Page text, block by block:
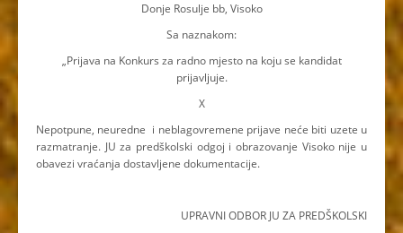
Donje Rosulje bb, Visoko
Sa naznakom:
„Prijava na Konkurs za radno mjesto na koju se kandidat
prijavljuje.
X
Nepotpune, neuredne i neblagovremene prijave neće biti uzete u
razmatranje. JU za predškolski odgoj i obrazovanje Visoko nije u
obavezi vraćanja dostavljene dokumentacije.
UPRAVNI ODBOR JU ZA PREDŠKOLSKI